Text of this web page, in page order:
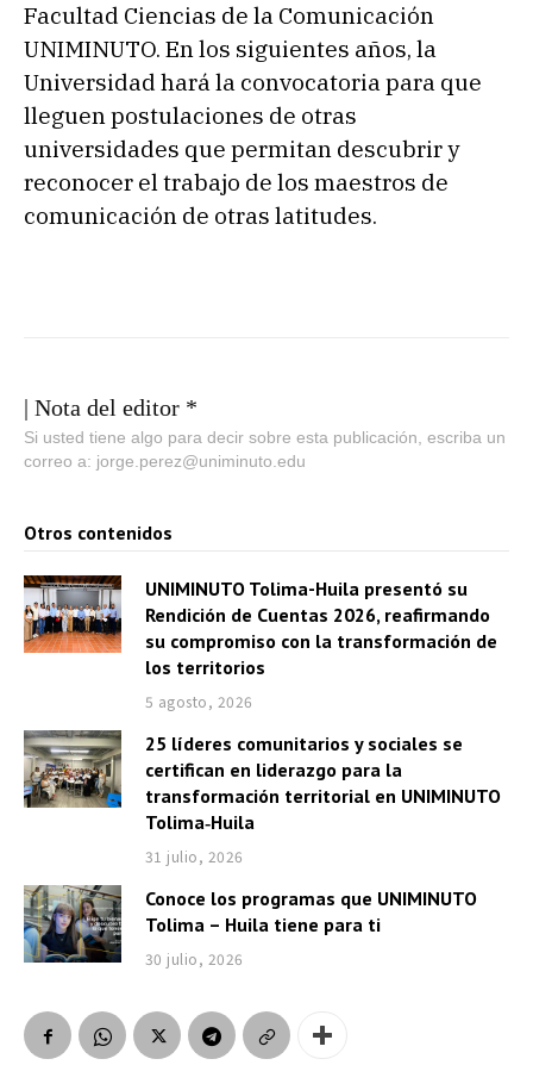
Facultad Ciencias de la Comunicación
UNIMINUTO. En los siguientes años, la
Universidad hará la convocatoria para que
lleguen postulaciones de otras
universidades que permitan descubrir y
reconocer el trabajo de los maestros de
comunicación de otras latitudes.
| Nota del editor *
Si usted tiene algo para decir sobre esta publicación, escriba un
correo a: jorge.perez@uniminuto.edu
Otros contenidos
UNIMINUTO Tolima-Huila presentó su
Rendición de Cuentas 2026, reafirmando
su compromiso con la transformación de
los territorios
5 agosto, 2026
25 líderes comunitarios y sociales se
certifican en liderazgo para la
transformación territorial en UNIMINUTO
Tolima‑Huila
31 julio, 2026
Conoce los programas que UNIMINUTO
Tolima – Huila tiene para ti
30 julio, 2026